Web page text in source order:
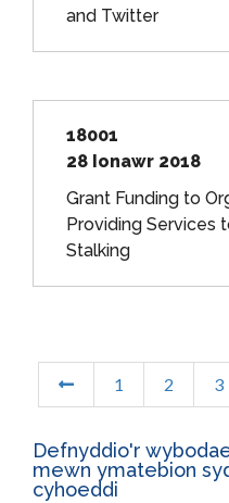
and Twitter
18001
28 Ionawr 2018
Grant Funding to
Providing Services
Stalking
1 2 3
Defnyddio'r
mewn ymatebion
cyhoeddi